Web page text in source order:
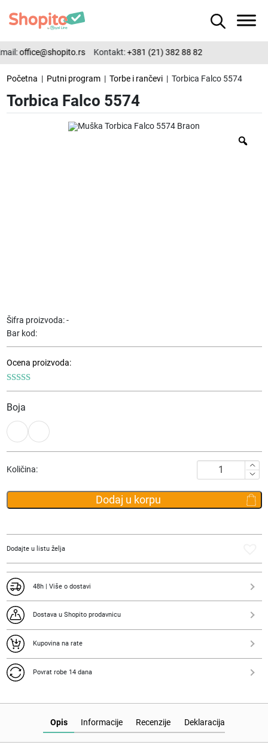
office@shopito.rs Kontakt:+381 (21) 382 88 82
Početna | Putni program| Torbe i rančevi| Torbica Falco 5574
Torbica Falco 5574
Bar kod:
Šifra proizvoda:-
Ocena proizvoda:
Boja
Količina:
Torbica
Falco
5574
Dodaj u korpu
Dodajte u listu želja
48h | Više o dostavi
Dostava u Shopito prodavnicu
Kupovina na rate
Povrat robe 14 dana
Opis Deklaracija
Informacije Recenzije